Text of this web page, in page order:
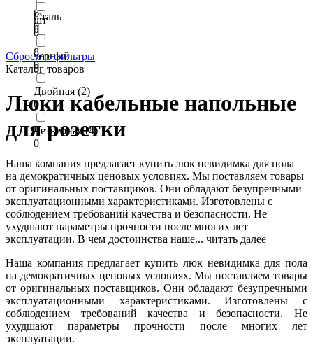
6
0
8
0
Двойная (2)
0
Четверная (4)
0
Сталь
0
черный
0
шт
0
Сбросить фильтры
Каталог товаров
Люки кабельные напольные
для розетки
Наша компания предлагает купить люк невидимка для пола
на демократичных ценовых условиях. Мы поставляем товары
от оригинальных поставщиков. Они обладают безупречными
эксплуатационными характеристиками. Изготовлены с
соблюдением требований качества и безопасности. Не
ухудшают параметры прочности после многих лет
эксплуатации. В чем достоинства наше... читать далее
Наша компания предлагает купить люк невидимка для пола
на демократичных ценовых условиях. Мы поставляем товары
от оригинальных поставщиков. Они обладают безупречными
эксплуатационными характеристиками. Изготовлены с
соблюдением требований качества и безопасности. Не
ухудшают параметры прочности после многих лет
эксплуатации.